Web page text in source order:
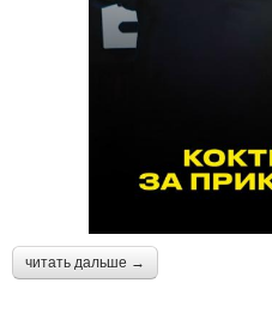
читать дальше →